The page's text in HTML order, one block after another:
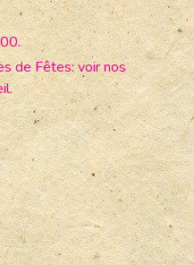
de Fêtes: voir nos